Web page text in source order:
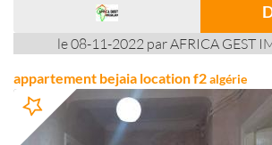
le 08-11-2022 par AFRICA GEST
appartement bejaia location f2algérie